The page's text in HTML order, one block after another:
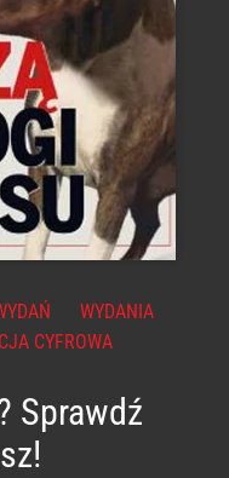
WYDANIA
CYFROWA
Sprawdź